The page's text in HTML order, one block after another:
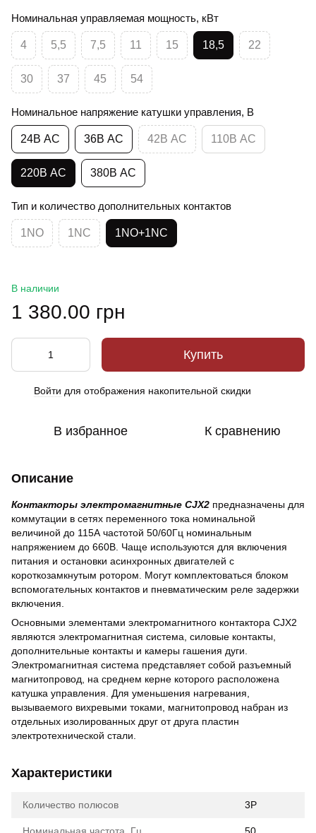
Номинальная управляемая мощность, кВт
4 5,5 7,5 11 15 18,5 22
30 37 45 54
Номинальное напряжение катушки управления, В
24В АС 36В АС 42В АС 110В АС
220В АС 380В АС
Тип и количество дополнительных контактов
1NO 1NC 1NO+1NC
В наличии
1 380.00 грн
Купить
Войти для отображения накопительной скидки
В избранное К сравнению
Описание
Контакторы электромагнитные CJX2 предназначены для
коммутации в сетях переменного тока номинальной
величиной до 115А частотой 50/60Гц номинальным
напряжением до 660В. Чаще используются для включения
питания и остановки асинхронных двигателей с
короткозамкнутым ротором. Могут комплектоваться блоком
вспомогательных контактов и пневматическим реле задержки
включения.
Основными элементами электромагнитного контактора CJX2
являются электромагнитная система, силовые контакты,
дополнительные контакты и камеры гашения дуги.
Электромагнитная система представляет собой разъемный
магнитопровод, на среднем керне которого расположена
катушка управления. Для уменьшения нагревания,
вызываемого вихревыми токами, магнитопровод набран из
отдельных изолированных друг от друга пластин
электротехнической стали.
Характеристики
Количество полюсов 3Р